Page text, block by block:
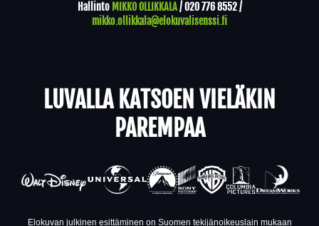
Hallinto MIKKO OLLIKKALA/020 776 8552/
mikko.ollikkala@elokuvalisenssi.fi
LUVALLA KATSOEN VIELÄKIN
PAREMPAA
Elokuvan julkinen esittäminen on Suomen tekijänoikeuslain mukaan